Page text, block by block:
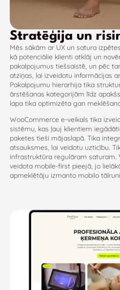
Stratēģija un
Mēs sākām ar UX un satura
kā potenciālie klienti atklāj un
pakalpojumus tiešsaistē, un pēc
atziņas, lai izveidotu informācijas
Pakalpojumu hierarhija tika
ārstēšanas kategorijām līdz
lapa tika optimizēta gan
WooCommerce e-veikals tika
sistēmu, kas ļauj klientiem
paketes tieši mājaslapā. Tika
atsauksmes, lai veidotu uzticību.
infrastruktūra regulāram saturam.
veidota mobile-first pieejā, jo
apmeklētāju izmanto mobilo